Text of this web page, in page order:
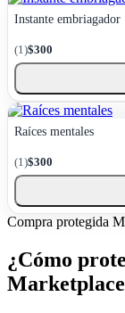
Instante embriagador
(1)$300
Raíces mentales
(1)$300
Compra protegida
¿Cómo